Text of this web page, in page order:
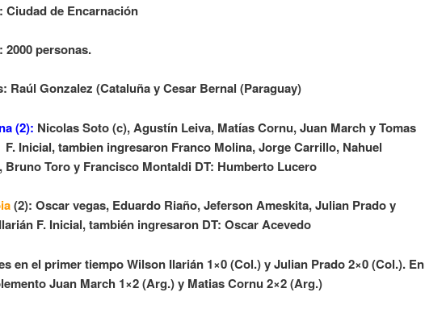
Ciudad de Encarnación
2000 personas.
Raúl Gonzalez (Cataluña y Cesar Bernal (Paraguay)
(2): Nicolas Soto (c), Agustín Leiva, Matías Cornu, Juan March y Tomas
Inicial, tambien ingresaron Franco Molina, Jorge Carrillo, Nahuel
Bruno Toro y Francisco Montaldi DT: Humberto Lucero
(2): Oscar vegas, Eduardo Riaño, Jeferson Ameskita, Julian Prado y
F. Inicial, también ingresaron DT: Oscar Acevedo
en el primer tiempo Wilson Ilarián 1×0 (Col.) y Julian Prado 2×0 (Col.). En
Juan March 1×2 (Arg.) y Matias Cornu 2×2 (Arg.)